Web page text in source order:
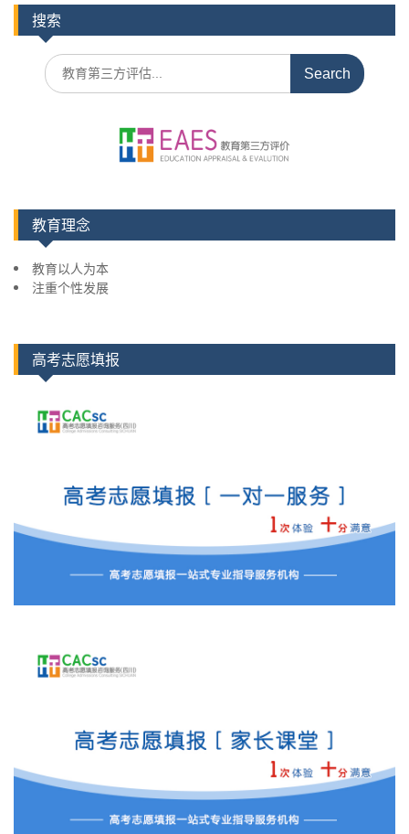
搜索
S
e
r
:
教育理念
教育以人为本
注重个性发展
高考志愿填报